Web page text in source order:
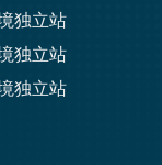
独立站
独立站
独立站